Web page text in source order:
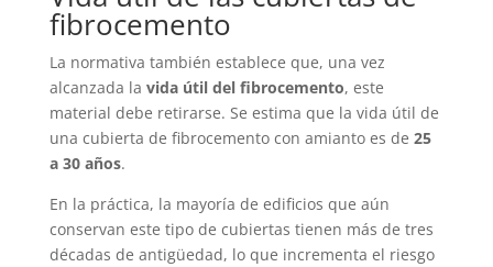
fibrocemento
La normativa también establece que, una vez
alcanzada la vida útil del fibrocemento, este
material debe retirarse. Se estima que la vida útil de
una cubierta de fibrocemento con amianto es de 25
a 30 años.
En la práctica, la mayoría de edificios que aún
conservan este tipo de cubiertas tienen más de tres
décadas de antigüedad, lo que incrementa el riesgo